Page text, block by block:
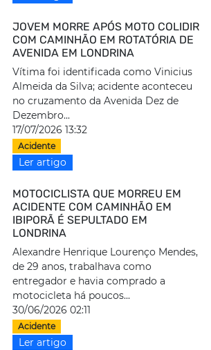
JOVEM MORRE APÓS MOTO COLIDIR
COM CAMINHÃO EM ROTATÓRIA DE
AVENIDA EM LONDRINA
Vítima foi identificada como Vinicius
Almeida da Silva; acidente aconteceu
no cruzamento da Avenida Dez de
Dezembro...
17/07/2026 13:32
Acidente
Ler artigo
MOTOCICLISTA QUE MORREU EM
ACIDENTE COM CAMINHÃO EM
IBIPORÃ É SEPULTADO EM
LONDRINA
Alexandre Henrique Lourenço Mendes,
de 29 anos, trabalhava como
entregador e havia comprado a
motocicleta há poucos...
30/06/2026 02:11
Acidente
Ler artigo